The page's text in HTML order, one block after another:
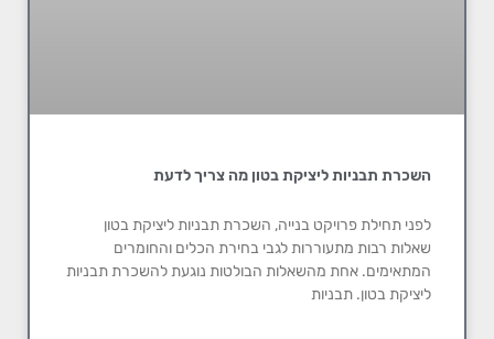
השכרת תבניות ליציקת בטון מה צריך לדעת
לפני תחילת פרויקט בנייה, השכרת תבניות ליציקת בטון
שאלות רבות מתעוררות לגבי בחירת הכלים והחומרים
המתאימים. אחת מהשאלות הבולטות נוגעת להשכרת תבניות
ליציקת בטון. תבניות